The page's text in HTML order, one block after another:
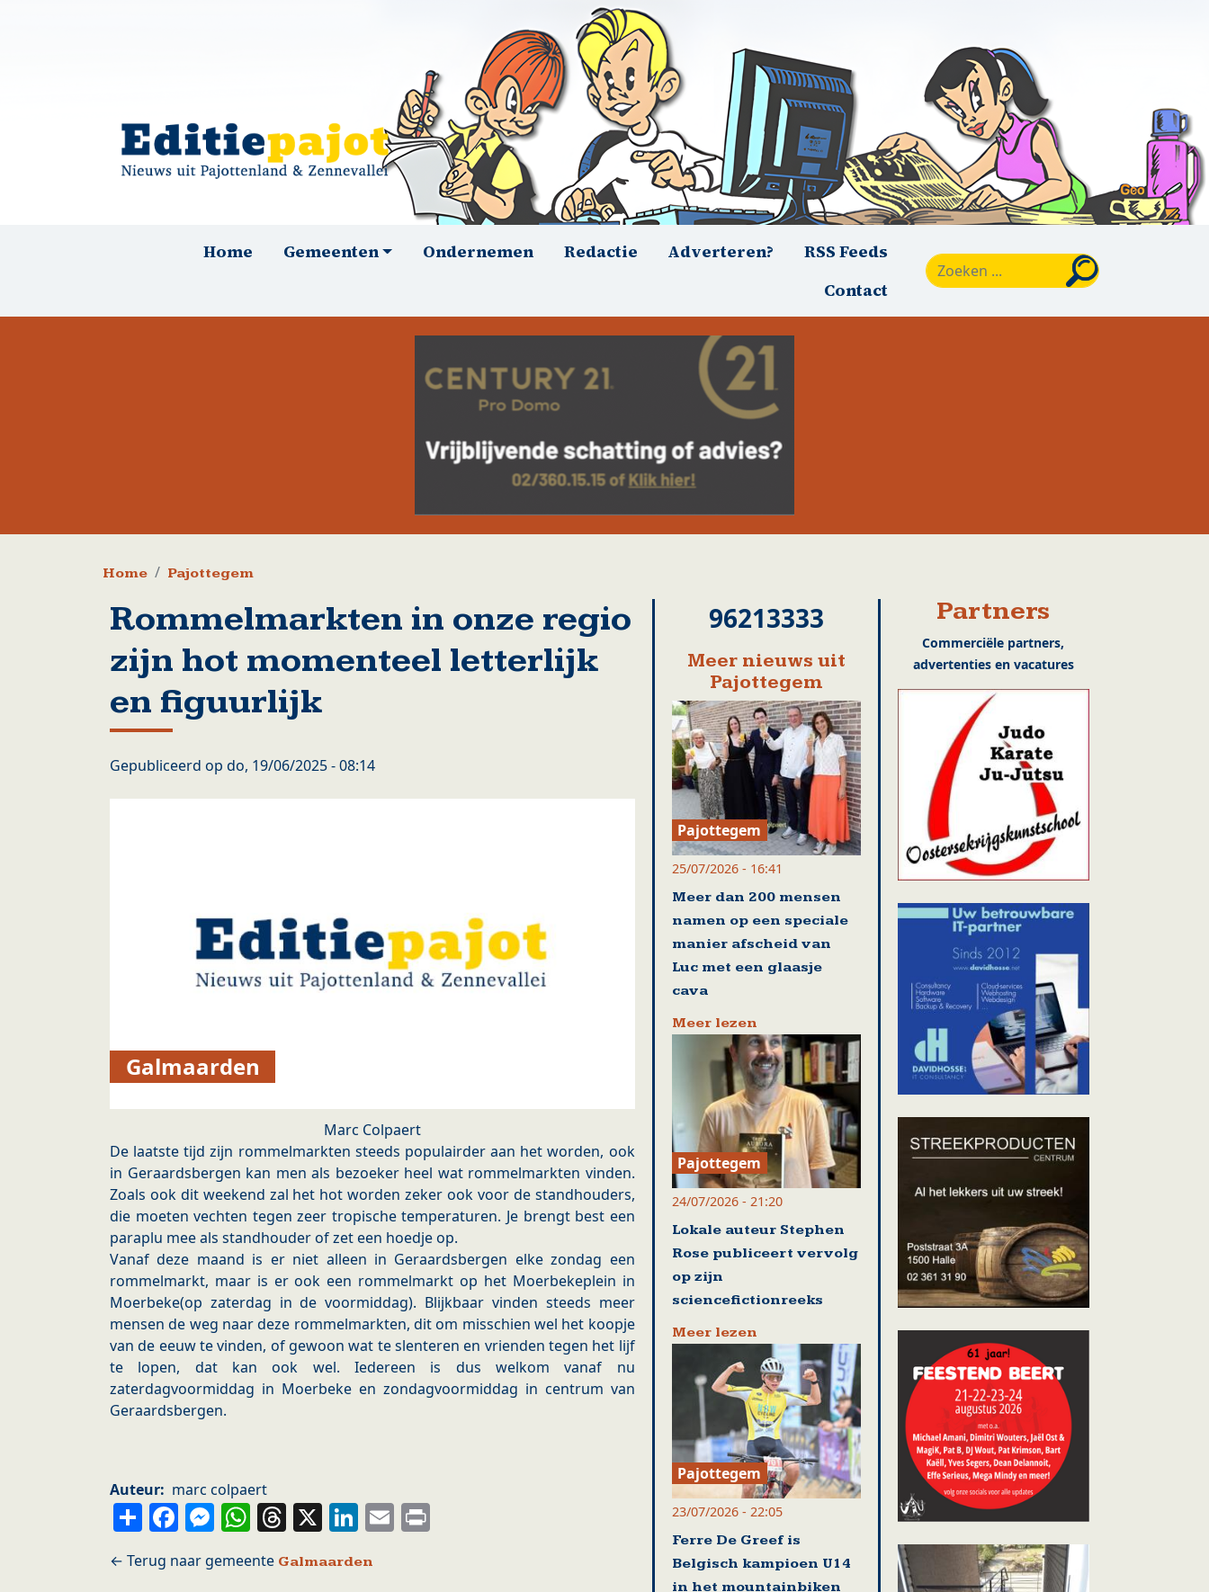
HoofdnavigatieHome Gemeenten Ondernemen Redactie Adverteren?
RSS Feeds
Contact
Kruimelpad
Home Pajottegem
Rommelmarkten in onze regio
zijn hot momenteel letterlijk
en figuurlijk
Gepubliceerd op do, 19/06/2025 - 08:14
Galmaarden
Marc Colpaert
De laatste tijd zijn rommelmarkten steeds populairder aan het worden, ook
in Geraardsbergen kan men als bezoeker heel wat rommelmarkten vinden.
Zoals ook dit weekend zal het hot worden zeker ook voor de standhouders,
die moeten vechten tegen zeer tropische temperaturen. Je brengt best een
paraplu mee als standhouder of zet een hoedje op.
Vanaf deze maand is er niet alleen in Geraardsbergen elke zondag een
rommelmarkt, maar is er ook een rommelmarkt op het Moerbekeplein in
Moerbeke(op zaterdag in de voormiddag). Blijkbaar vinden steeds meer
mensen de weg naar deze rommelmarkten, dit om misschien wel het koopje
van de eeuw te vinden, of gewoon wat te slenteren en vrienden tegen het lijf
te lopen, dat kan ook wel. Iedereen is dus welkom vanaf nu
zaterdagvoormiddag in Moerbeke en zondagvoormiddag in centrum van
Geraardsbergen.
Auteur marc colpaert
ShareFacebook
Messenger
WhatsApp
Threads
X LinkedIn
Email
Galmaarden
96213333
Meer nieuws uit
Pajottegem
Pajottegem
25/07/2026 - 16:41
Meer dan 200 mensen
namen op een speciale
manier afscheid van
Luc met een glaasje
cava
Meer lezen
Pajottegem
24/07/2026 - 21:20
Lokale auteur Stephen
Rose publiceert vervolg
op zijn
sciencefictionreeks
Meer lezen
Pajottegem
23/07/2026 - 22:05
Ferre De Greef is
Belgisch kampioen U14
in het mountainbiken
Partners
Commerciële partners,
advertenties en vacatures